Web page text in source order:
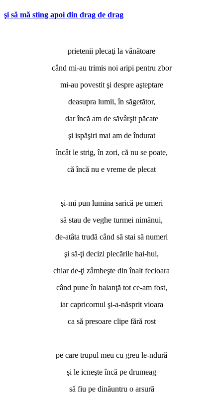
şi să mă sting apoi din drag de drag
prietenii plecaţi la vânătoare
când mi-au trimis noi aripi pentru zbor
mi-au povestit şi despre aşteptare
deasupra lumii, în săgetător,
dar încă am de săvârşit păcate
şi ispăşiri mai am de îndurat
încât le strig, în zori, că nu se poate,
că încă nu e vreme de plecat
şi-mi pun lumina sarică pe umeri
să stau de veghe turmei nimănui,
de-atâta trudă când să stai să numeri
şi să-ţi decizi plecările hai-hui,
chiar de-ţi zâmbeşte din înalt fecioara
când pune în balanţă tot ce-am fost,
iar capricornul şi-a-năsprit vioara
ca să presoare clipe fără rost
pe care trupul meu cu greu le-ndură
şi le icneşte încă pe drumeag
să fiu pe dinăuntru o arsură